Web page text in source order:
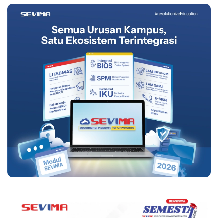
Persiapannya